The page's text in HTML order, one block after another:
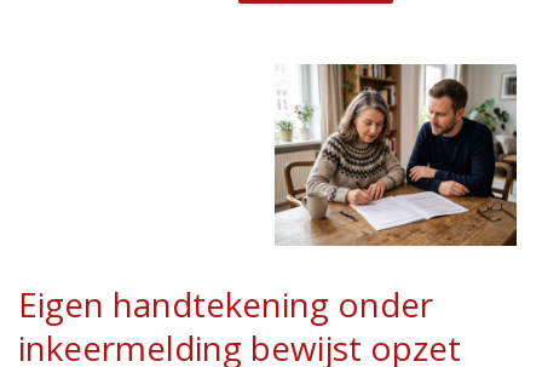
Eigen handtekening onder
inkeermelding bewijst opzet